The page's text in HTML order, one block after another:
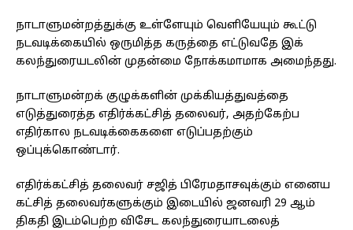
நாடாளுமன்றத்துக்கு உள்ளேயும் வெளியேயும் கூட்டு
நடவடிக்கையில் ஒருமித்த கருத்தை எட்டுவதே இக்
கலந்துரையடலின் முதன்மை நோக்கமாமாக அமைந்தது.
நாடாளுமன்றக் குழுக்களின் முக்கியத்துவத்தை
எடுத்துரைத்த எதிர்க்கட்சித் தலைவர், அதற்கேற்ப
எதிர்கால நடவடிக்கைகளை எடுப்பதற்கும்
ஒப்புக்கொண்டார்.
எதிர்க்கட்சித் தலைவர் சஜித் பிரேமதாசவுக்கும் எனைய
கட்சித் தலைவர்களுக்கும் இடையில் ஜனவரி 29 ஆம்
திகதி இடம்பெற்ற விசேட கலந்துரையாடலைத்